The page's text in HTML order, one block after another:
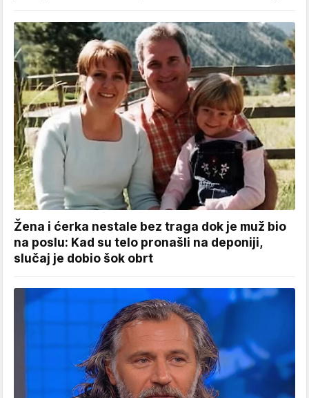
Žena i ćerka nestale bez traga dok je muž bio
na poslu: Kad su telo pronašli na deponiji,
slučaj je dobio šok obrt